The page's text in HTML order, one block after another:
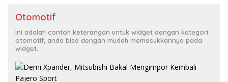
Otomotif
Ini adalah contoh keterangan untuk widget dengan kategori
otomotif, anda bisa dengan mudah memasukkannya pada
widget.